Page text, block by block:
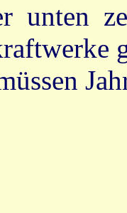
unten